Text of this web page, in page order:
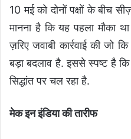
10 मई को दोनों पक्षों के बीच
मानना है कि यह पहला मौका
ज़रिए जवाबी कार्रवाई की जो
बड़ा बदलाव है. इससे स्पष्ट है
सिद्धांत पर चल रहा है.
मेक इन इंडिया की तारीफ